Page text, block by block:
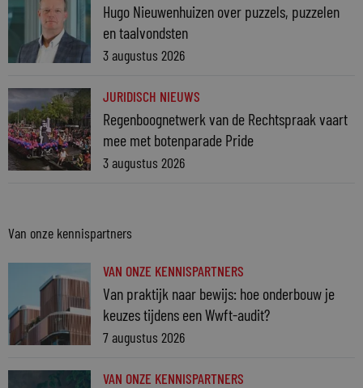
Hugo Nieuwenhuizen over puzzels, puzzelen
en taalvondsten
3 augustus 2026
JURIDISCH NIEUWS
Regenboognetwerk van de Rechtspraak vaart
mee met botenparade Pride
3 augustus 2026
Van onze kennispartners
VAN ONZE KENNISPARTNERS
Van praktijk naar bewijs: hoe onderbouw je
keuzes tijdens een Wwft-audit?
7 augustus 2026
VAN ONZE KENNISPARTNERS